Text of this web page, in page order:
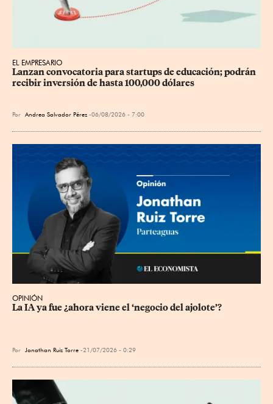
EL EMPRESARIO
Lanzan convocatoria para startups de educación; podrán
recibir inversión de hasta 100,000 dólares
Por Andrea Salvador Pérez 06/08/2026 - 7:00
OPINIÓN
La IA ya fue ¿ahora viene el ‘negocio del ajolote’?
Por Jonathan Ruiz Torre 21/07/2026 - 0:29